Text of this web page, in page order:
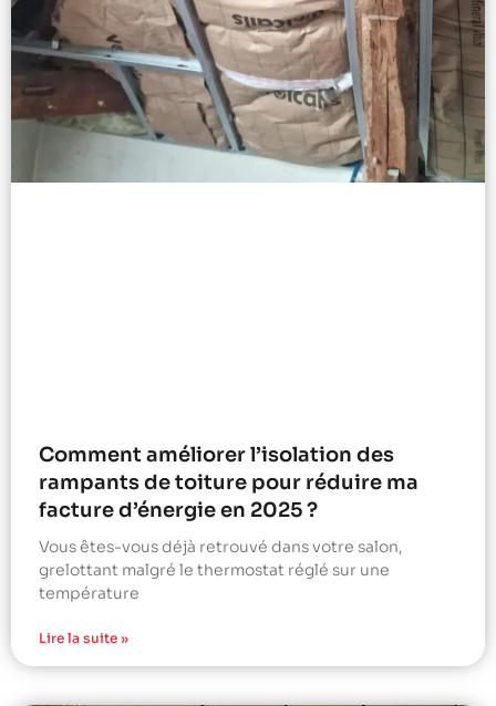
Comment améliorer l’isolation des
rampants de toiture pour réduire ma
facture d’énergie en 2025 ?
Vous êtes-vous déjà retrouvé dans votre salon,
grelottant malgré le thermostat réglé sur une
température
Lire la suite »